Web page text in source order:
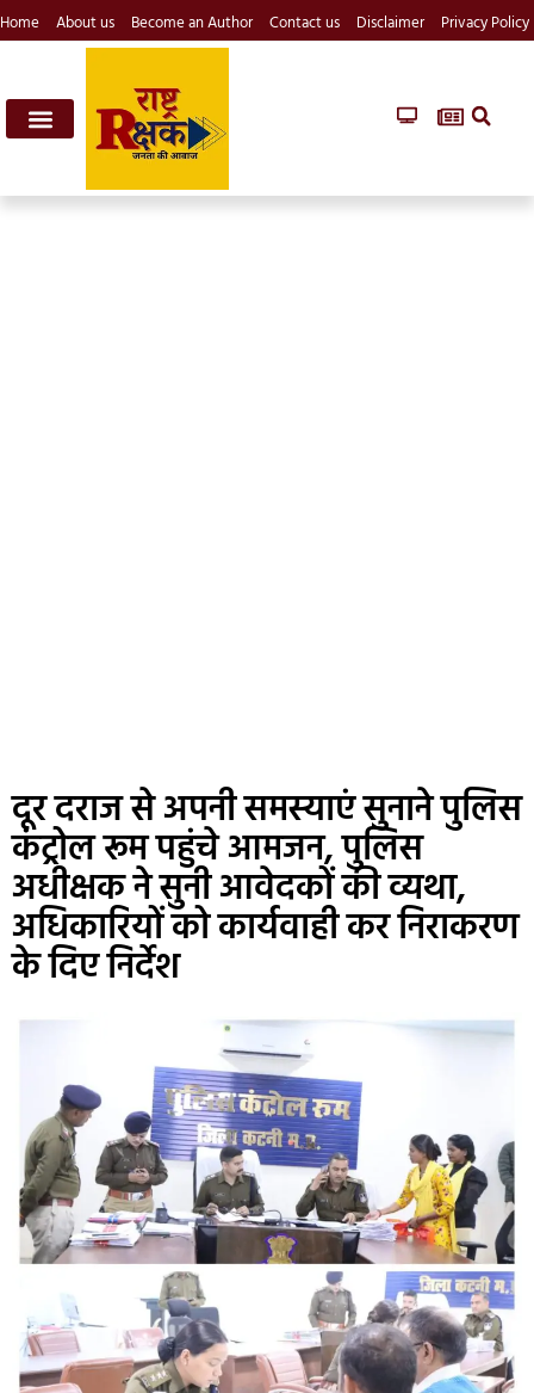
Home About us Become an Author Contact us Disclaimer Privacy Policy
दूर दराज से अपनी समस्याएं सुनाने पुलिस
कंट्रोल रूम पहुंचे आमजन, पुलिस
अधीक्षक ने सुनी आवेदकों की व्यथा,
अधिकारियों को कार्यवाही कर निराकरण
के दिए निर्देश